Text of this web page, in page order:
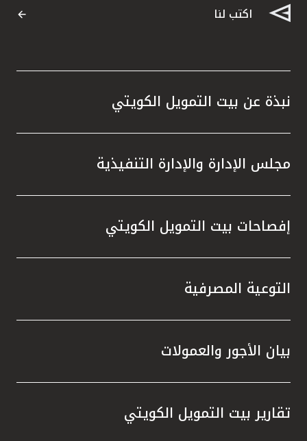
اكتب لنا
نبذة عن بيت التمويل الكويتي
مجلس الإدارة والإدارة التنفيذية
إفصاحات بيت التمويل الكويتي
التوعية المصرفية
بيان الأجور والعمولات
تقارير بيت التمويل الكويتي